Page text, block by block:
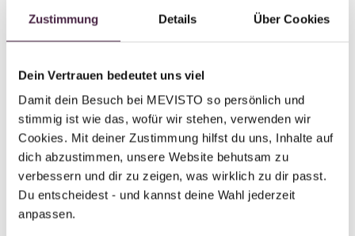
Zustimmung Details Über Cookies
Dein Vertrauen bedeutet uns viel
Damit dein Besuch bei MEVISTO so persönlich und
stimmig ist wie das, wofür wir stehen, verwenden wir
Cookies. Mit deiner Zustimmung hilfst du uns, Inhalte auf
dich abzustimmen, unsere Website behutsam zu
verbessern und dir zu zeigen, was wirklich zu dir passt.
Du entscheidest - und kannst deine Wahl jederzeit
anpassen.
Johannes Kaiser Bestattungen
2943 Weißwasser
Deutschland
E-Mail senden